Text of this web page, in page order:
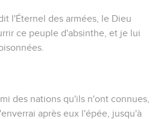
l'Éternel des armées, le Dieu
ce peuple d'absinthe, et je lui
des nations qu'ils n'ont connues,
après eux l'épée, jusqu'à